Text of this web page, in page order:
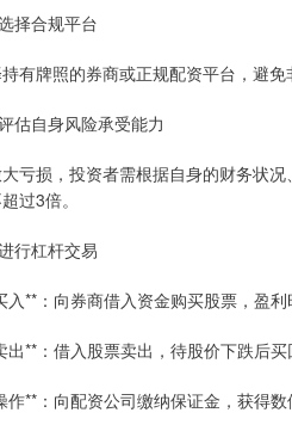
择合规平台
有牌照的券商或正规配资平台，避
估自身风险承受能力
亏损，投资者需根据自身的财务状
过3倍。
行杠杆交易
入**：向券商借入资金购买股票，盈利
出**：借入股票卖出，待股价下跌后买
作**：向配资公司缴纳保证金，获得数